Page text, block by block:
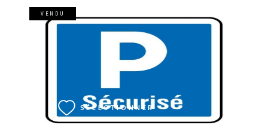
VENDU
SÉLECTIONNER
VOIR LE BIEN